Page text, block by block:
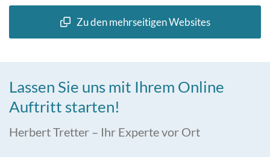
Zu den mehrseitigen Websites
Lassen Sie uns mit Ihrem Online
Auftritt starten!
Herbert Tretter – Ihr Experte vor Ort